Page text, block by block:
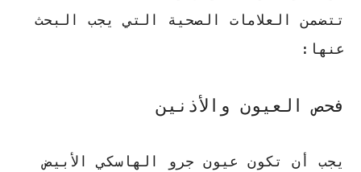
تتضمن العلامات الصحية التي يجب البحث
عنها:
فحص العيون والأذنين
يجب أن تكون عيون جرو الهاسكي الأبيض